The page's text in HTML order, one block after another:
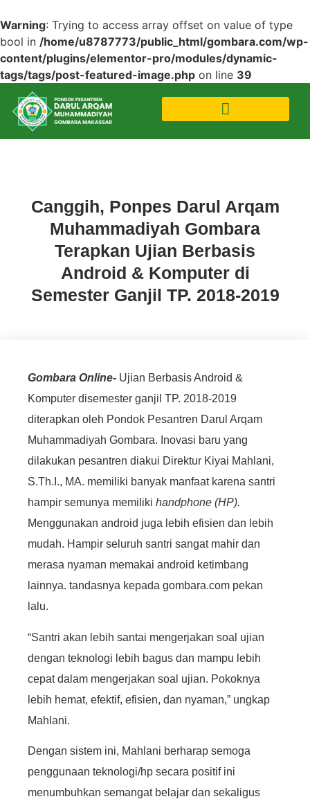
Warning: Trying to access array offset on value of type
bool in /home/u8787773/public_html/gombara.com/wp-
content/plugins/elementor-pro/modules/dynamic-
tags/tags/post-featured-image.php on line 39
Canggih, Ponpes Darul Arqam
Muhammadiyah Gombara
Terapkan Ujian Berbasis
Android & Komputer di
Semester Ganjil TP. 2018-2019
Gombara Online- Ujian Berbasis Android &
Komputer disemester ganjil TP. 2018-2019
diterapkan oleh Pondok Pesantren Darul Arqam
Muhammadiyah Gombara. Inovasi baru yang
dilakukan pesantren diakui Direktur Kiyai Mahlani,
S.Th.I., MA. memiliki banyak manfaat karena santri
hampir semunya memiliki handphone (HP).
Menggunakan android juga lebih efisien dan lebih
mudah. Hampir seluruh santri sangat mahir dan
merasa nyaman memakai android ketimbang
lainnya. tandasnya kepada gombara.com pekan
lalu.
“Santri akan lebih santai mengerjakan soal ujian
dengan teknologi lebih bagus dan mampu lebih
cepat dalam mengerjakan soal ujian. Pokoknya
lebih hemat, efektif, efisien, dan nyaman,” ungkap
Mahlani.
Dengan sistem ini, Mahlani berharap semoga
penggunaan teknologi/hp secara positif ini
menumbuhkan semangat belajar dan sekaligus